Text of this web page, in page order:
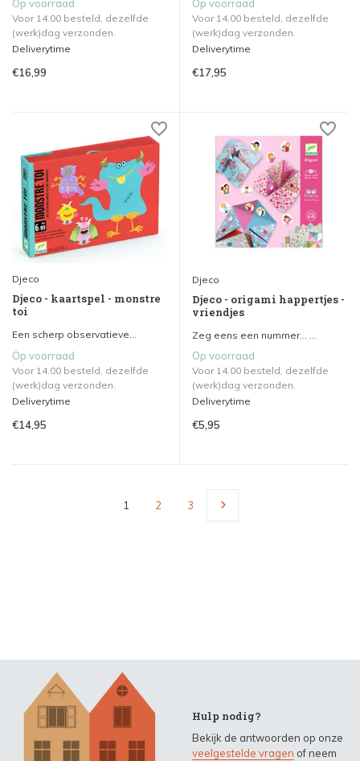
Op voorraad
Voor 14.00 besteld, dezelfde
(werk)dag verzonden.
Deliverytime
€16,99
Op voorraad
Voor 14.00 besteld, dezelfde
(werk)dag verzonden.
Deliverytime
€17,95
Djeco
Djeco - kaartspel - monstre
toi
Een scherp observatieve...
Op voorraad
Voor 14.00 besteld, dezelfde
(werk)dag verzonden.
Deliverytime
€14,95
Djeco
Djeco - origami happertjes -
vriendjes
Zeg eens een nummer... ...
Op voorraad
Voor 14.00 besteld, dezelfde
(werk)dag verzonden.
Deliverytime
€5,95
1 2 3
Hulp nodig?
Bekijk de antwoorden op onze
veelgestelde vragen of neem